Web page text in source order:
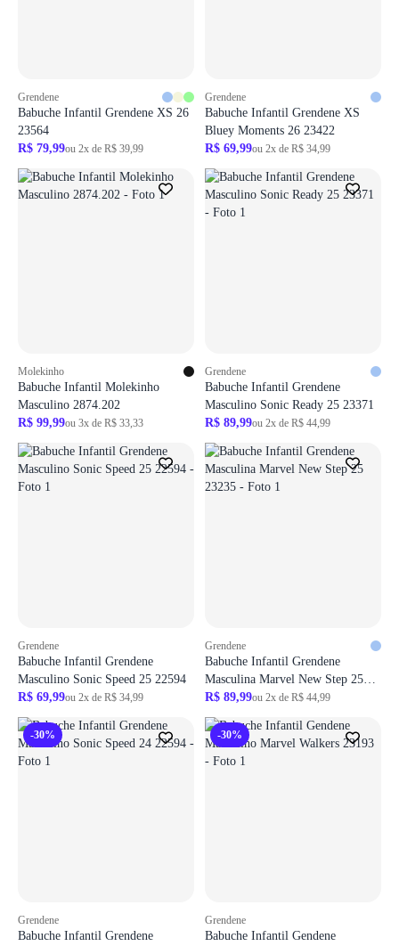
Grendene
Babuche Infantil Grendene XS 26
23564
R$ 79,99ou 2x de R$ 39,99
Grendene
Babuche Infantil Grendene XS
Bluey Moments 26 23422
R$ 69,99ou 2x de R$ 34,99
Molekinho
Babuche Infantil Molekinho
Masculino 2874.202
R$ 99,99ou 3x de R$ 33,33
Grendene
Babuche Infantil Grendene
Masculino Sonic Ready 25 23371
R$ 89,99ou 2x de R$ 44,99
Grendene
Babuche Infantil Grendene
Masculino Sonic Speed 25 22594
R$ 69,99ou 2x de R$ 34,99
Grendene
Babuche Infantil Grendene
Masculina Marvel New Step 25
23235
R$ 89,99ou 2x de R$ 44,99
-30%
Grendene
Babuche Infantil Grendene
-30%
Grendene
Babuche Infantil Gendene